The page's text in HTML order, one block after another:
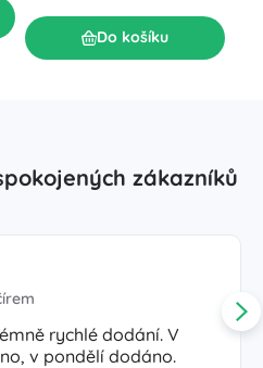
Do košíku
zákazníků
rychlé dodání. V
v pondělí dodáno.